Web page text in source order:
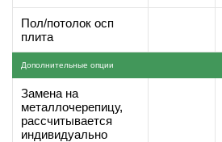
Пол/потолок осп
плита
Дополнительные опции
Замена на
металлочерепицу,
рассчитывается
индивидуально